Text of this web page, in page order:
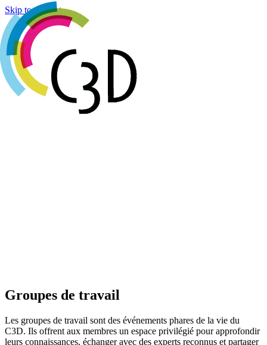
Cookies management panel
Skip to content
Groupes de travail
Les groupes de travail sont des événements phares de la vie du
C3D. Ils offrent aux membres un espace privilégié pour approfondir
leurs connaissances, échanger avec des experts reconnus et partager